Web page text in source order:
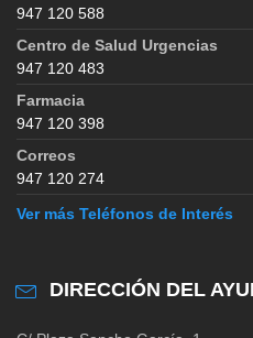
947 120 588
Centro de Salud Urgencias
947 120 483
Farmacia
947 120 398
Correos
947 120 274
Ver más Teléfonos de Interés
DIRECCIÓN DEL